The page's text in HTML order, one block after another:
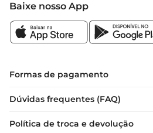
Baixe nosso App
Formas de pagamento
Dúvidas frequentes (FAQ)
Política de troca e devolução